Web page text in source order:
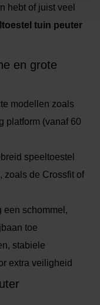
hebt of juist veel
tuin peuter
en grote
modellen zoals
platform (vanaf 60
speeltoestel
zoals de Crossfit of
een schommel,
toe
stabiele
extra veiligheid